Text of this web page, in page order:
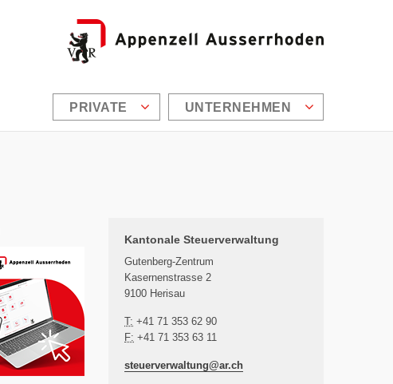
PRIVATE UNTERNEHMEN
Kantonale Steuerverwaltung
Gutenberg-Zentrum
Kasernenstrasse 2
9100 Herisau
T: +41 71 353 62 90
F: +41 71 353 63 11
steuerverwaltung@ar.ch